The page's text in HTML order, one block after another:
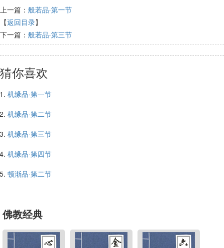
上一篇： 般若品·第一节
【返回目录】
下一篇： 般若品·第三节
猜你喜欢
机缘品·第一节
机缘品·第二节
机缘品·第三节
机缘品·第四节
顿渐品·第二节
佛教经典